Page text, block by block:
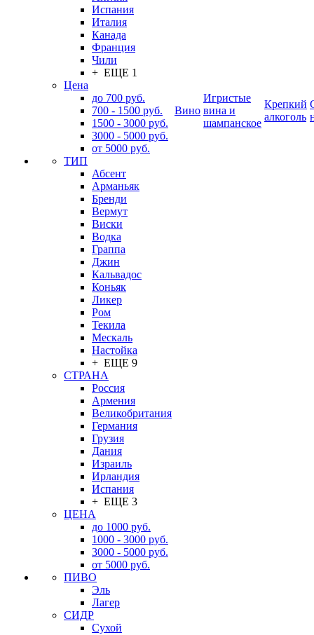
Испания
Италия
Канада
Франция
Чили
+ ЕЩЕ 1
Цена
до 700 руб.
700 - 1500 руб.
1500 - 3000 руб.
3000 - 5000 руб.
от 5000 руб.
ТИП
Абсент
Арманьяк
Бренди
Вермут
Виски
Водка
Граппа
Джин
Кальвадос
Коньяк
Ликер
Ром
Текила
Мескаль
Настойка
+ ЕЩЕ 9
СТРАНА
Россия
Армения
Великобритания
Германия
Грузия
Дания
Израиль
Ирландия
Испания
+ ЕЩЕ 3
ЦЕНА
до 1000 руб.
1000 - 3000 руб.
3000 - 5000 руб.
от 5000 руб.
ПИВО
Эль
Лагер
СИДР
Сухой
Вино
Игристые
вина и
шампанское
Крепкий
алкоголь